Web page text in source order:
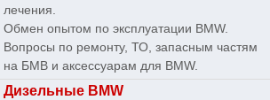
лечения.
Обмен опытом по эксплуатации BMW.
Вопросы по ремонту, ТО, запасным частям
на БМВ и аксессуарам для BMW.
Дизельные BMW